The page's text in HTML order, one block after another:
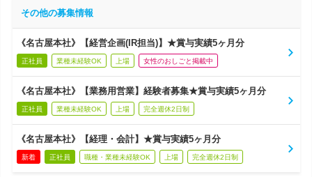
その他の募集情報
《名古屋本社》【経営企画(IR担当)】★賞与実績5ヶ月分
正社員 業種未経験OK 上場 女性のおしごと掲載中
《名古屋本社》【業務用営業】経験者募集★賞与実績5ヶ月分
正社員 業種未経験OK 上場 完全週休2日制
《名古屋本社》【経理・会計】★賞与実績5ヶ月分
新着 正社員 職種・業種未経験OK 上場 完全週休2日制